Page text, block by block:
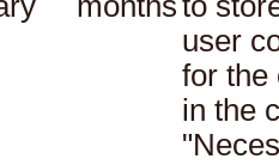
user
for the
in the